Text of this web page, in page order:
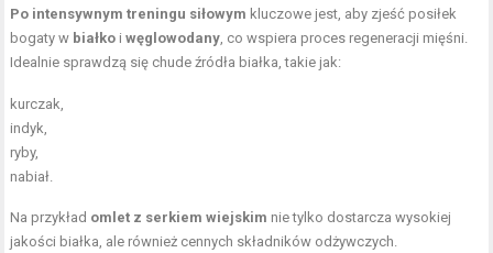
Po intensywnym treningu siłowym kluczowe jest, aby zjeść posiłek
bogaty w białko iwęglowodany, co wspiera proces regeneracji mięśni.
Idealnie sprawdzą się chude źródła białka, takie jak:
kurczak,
indyk,
ryby,
nabiał.
Na przykład omlet z serkiem wiejskim nie tylko dostarcza wysokiej
jakości białka, ale również cennych składników odżywczych.